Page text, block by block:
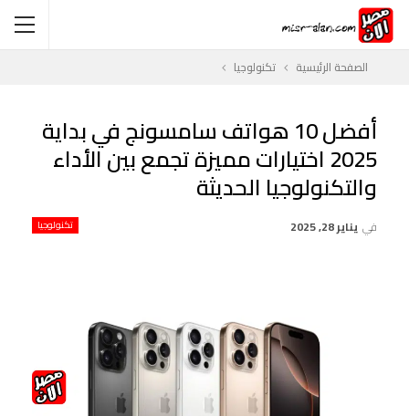
الصفحة الرئيسية تكنولوجيا
أفضل 10 هواتف سامسونج في بداية
2025 اختيارات مميزة تجمع بين الأداء
والتكنولوجيا الحديثة
تكنولوجيا في يناير 28, 2025